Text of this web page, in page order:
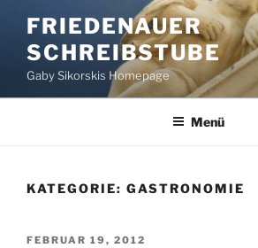
Inhalt
springen
FRIEDENAUER
SCHREIBSTUBE
Gaby Sikorskis Homepage
Menü
KATEGORIE: GASTRONOMIE
VERÖFFENTLICHT
FEBRUAR 19, 2012